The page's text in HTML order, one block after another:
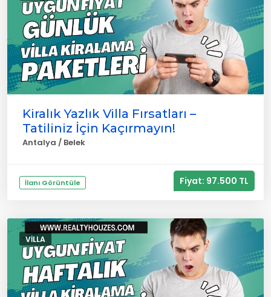
Kiralık Yazlık Villa Fırsatları –
Tatiliniz İçin Kaçırmayın!
Antalya / Belek
İlanı Görüntüle Fiyat: 97.500 TL
VILLA